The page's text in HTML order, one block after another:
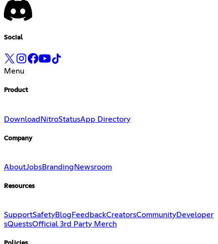
Social
Menu
Product
DownloadNitroStatusApp Directory
Company
AboutJobsBranding Newsroom
Resources
SupportSafetyBlog FeedbackCreatorsCommunityDeveloper
sQuestsOfficial 3rd Party Merch